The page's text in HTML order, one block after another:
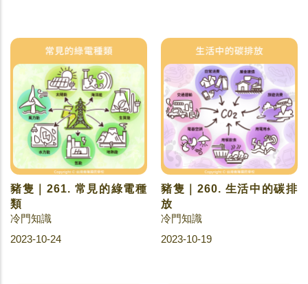
豬隻｜261. 常見的綠電種
類
冷門知識
2023-10-24
豬隻｜260. 生活中的碳排
放
冷門知識
2023-10-19